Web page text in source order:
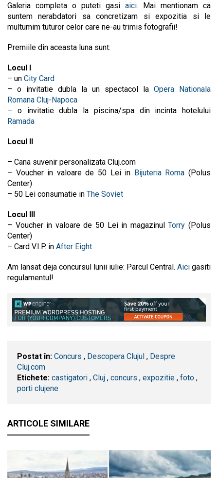
Galeria completa o puteti gasi aici. Mai mentionam ca
suntem nerabdatori sa concretizam si expozitia si le
multumim tuturor celor care ne-au trimis fotografii!
Premiile din aceasta luna sunt:
Locul I
– un City Card
– o invitatie dubla la un spectacol la Opera Nationala
Romana Cluj-Napoca
– o invitatie dubla la piscina/spa din incinta hotelului
Ramada
Locul II
– Cana suvenir personalizata Cluj.com
– Voucher in valoare de 50 Lei in Bijuteria Roma (Polus
Center)
– 50 Lei consumatie in The Soviet
Locul III
– Voucher in valoare de 50 Lei in magazinulTorry (Polus
Center)
– Card V.I.P. in After Eight
Am lansat deja concursul lunii iulie: Parcul Central. Aici gasiti
regulamentul!
Postat în: Concurs , Descopera Clujul , Despre
Cluj.com
Etichete: castigatori , ​Cluj , concurs , expozitie , foto ,
porti clujene
ARTICOLE SIMILARE